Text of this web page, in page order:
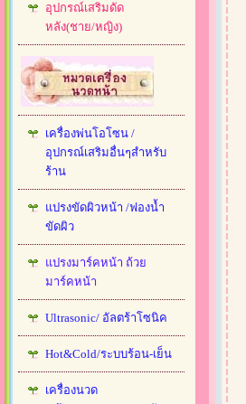
อุปกรณ์เสริมดัด
หลัง(ชาย/หญิง)
เครื่องพ่นโอโซน /
อุปกรณ์เสริมอื่นๆสำหรับ
ร้าน
แปรงขัดผิวหน้า /ฟองน้ำ
ขัดผิว
แปรงมาร์คหน้า ถ้วย
มาร์คหน้า
Ultrasonic/ อัลตร้าโซนิค
Hot&Cold/ระบบร้อน-เย็น
เครื่องนวด